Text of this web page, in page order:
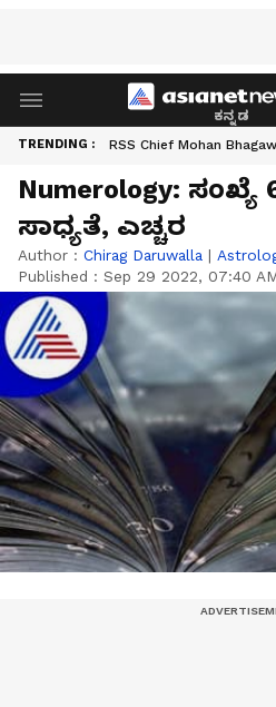
ಕನ್ನಡ
TRENDING : RSS Chief Mohan
Numerology:
ಸಾಧ್ಯತೆ, ಎಚ್ಚರ
Author : Chirag Daruwalla |
Published : Sep 29 2022, 07:40